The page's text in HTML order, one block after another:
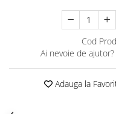
Cod
Ai nevoie de ajutor?
Adauga la